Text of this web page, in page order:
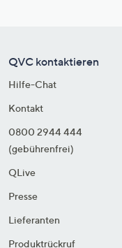
QVC kontaktieren
Hilfe-Chat
Kontakt
0800 2944 444
(gebührenfrei)
QLive
Presse
Lieferanten
Produktrückruf